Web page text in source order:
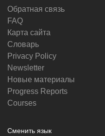
Обратная связь
FAQ
Карта сайта
Словарь
Privacy Policy
Newsletter
Новые материалы
Progress Reports
Courses
Сменить язык